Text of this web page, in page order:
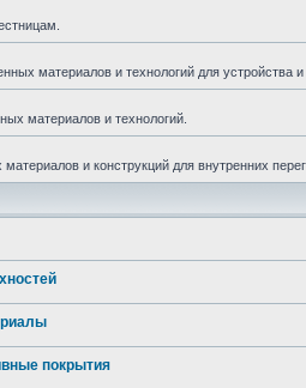
материалов и технологий для устройства
материалов и технологий.
и конструкций для внутренних
покрытия